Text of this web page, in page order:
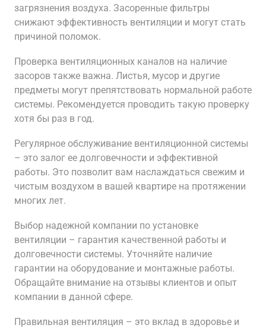
загрязнения воздуха. Засоренные фильтры
снижают эффективность вентиляции и могут стать
причиной поломок.
Проверка вентиляционных каналов на наличие
засоров также важна. Листья, мусор и другие
предметы могут препятствовать нормальной работе
системы. Рекомендуется проводить такую проверку
хотя бы раз в год.
Регулярное обслуживание вентиляционной системы
– это залог ее долговечности и эффективной
работы. Это позволит вам наслаждаться свежим и
чистым воздухом в вашей квартире на протяжении
многих лет.
Выбор надежной компании по установке
вентиляции – гарантия качественной работы и
долговечности системы. Уточняйте наличие
гарантии на оборудование и монтажные работы.
Обращайте внимание на отзывы клиентов и опыт
компании в данной сфере.
Правильная вентиляция – это вклад в здоровье и